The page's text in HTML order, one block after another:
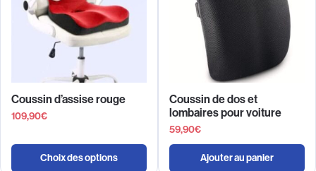
Coussin d’assise rouge
109,90€
Choix des options
Coussin de dos et
lombaires pour voiture
59,90€
Ajouter au panier